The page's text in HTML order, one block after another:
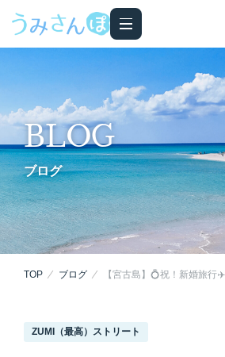
BLOG
ブログ
TOP ブログ 【宮古島】💍祝！新婚旅
ZUMI（最高）ストリート